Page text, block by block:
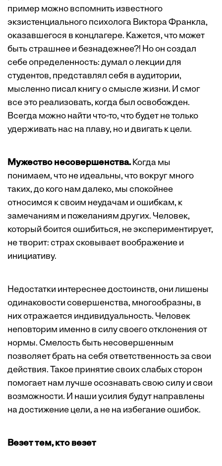
пример можно вспомнить известного
экзистенциального психолога Виктора Франкла,
оказавшегося в концлагере. Кажется, что может
быть страшнее и безнадежнее?! Но он создал
себе определенность: думал о лекции для
студентов, представлял себя в аудитории,
мысленно писал книгу о смысле жизни. И смог
все это реализовать, когда был освобожден.
Всегда можно найти что-то, что будет не только
удерживать нас на плаву, но и двигать к цели.
Мужество несовершенства.Когда мы
понимаем, что не идеальны, что вокруг много
таких, до кого нам далеко, мы спокойнее
относимся к своим неудачам и ошибкам, к
замечаниям и пожеланиям других. Человек,
который боится ошибиться, не экспериментирует,
не творит: страх сковывает воображение и
инициативу.
Недостатки интереснее достоинств, они лишены
одинаковости совершенства, многообразны, в
них отражается индивидуальность. Человек
неповторим именно в силу своего отклонения от
нормы. Смелость быть несовершенным
позволяет брать на себя ответственность за свои
действия. Такое принятие своих слабых сторон
помогает нам лучше осознавать свою силу и свои
возможности. И наши усилия будут направлены
на достижение цели, а не на избегание ошибок.
Везет тем, кто везет